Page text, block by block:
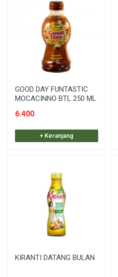
GOOD DAY FUNTASTIC
MOCACINNO BTL 250 ML
6.400
+ Keranjang
KIRANTI DATANG BULAN